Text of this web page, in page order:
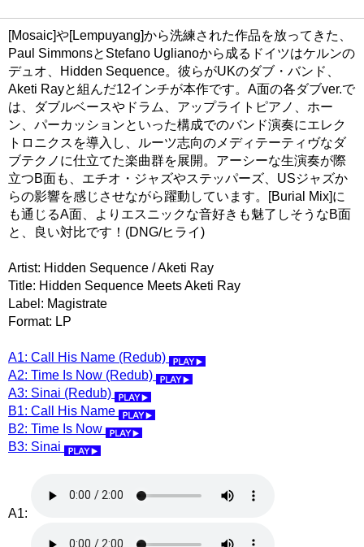
[Mosaic]や[Lempuyang]から洗練された作品を放ってきた、
Paul SimmonsとStefano Uglianoから成るドイツはケルンの
デュオ、Hidden Sequence。彼らがUKのダブ・バンド、
Aketi Rayと組んだ12インチが本作です。A面の各ダブver.で
は、ダブルベースやドラム、アップライトピアノ、ホー
ン、パーカッションといった構成でのバンド演奏にエレク
トロニクスを導入し、ルーツ志向のメディテーティヴなダ
ブテクノに仕立てた楽曲群を展開。アーシーな生演奏が際
立つB面も、エチオ・ジャズやステッパーズ、USジャズか
らの影響を感じさせながら躍動しています。[Burial Mix]に
も通じるA面、よりエスニックな音好きも魅了しそうなB面
と、良い対比です！(DNG/ヒライ)
Artist: Hidden Sequence / Aketi Ray
Title: Hidden Sequence Meets Aketi Ray
Label: Magistrate
Format: LP
A1: Call His Name (Redub)
A2: Time Is Now (Redub)
A3: Sinai (Redub)
B1: Call His Name
B2: Time Is Now
B3: Sinai
A1: